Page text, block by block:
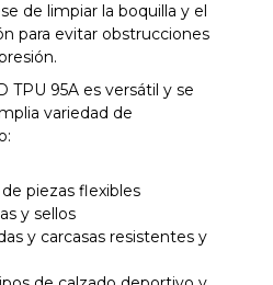
de limpiar la boquilla y el
para evitar obstrucciones
TPU 95A es versátil y se
variedad de
piezas flexibles
y sellos
y carcasas resistentes y